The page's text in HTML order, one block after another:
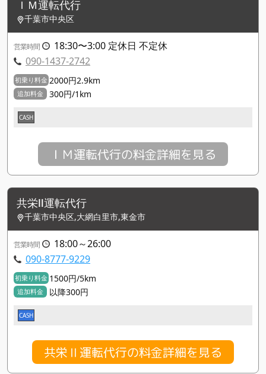
ＩＭ運転代行
千葉市中央区
営業時間
18:30〜3:00 定休日 不定休
090-1437-2742
初乗り料金 2000円2.9km
追加料金 300円/1km
CASH
ＩＭ運転代行の料金詳細を見る
共栄Ⅱ運転代行
千葉市中央区,大網白里市,東金市
営業時間
18:00～26:00
090-8777-9229
初乗り料金 1500円/5km
追加料金 以降300円
CASH
共栄Ⅱ運転代行の料金詳細を見る